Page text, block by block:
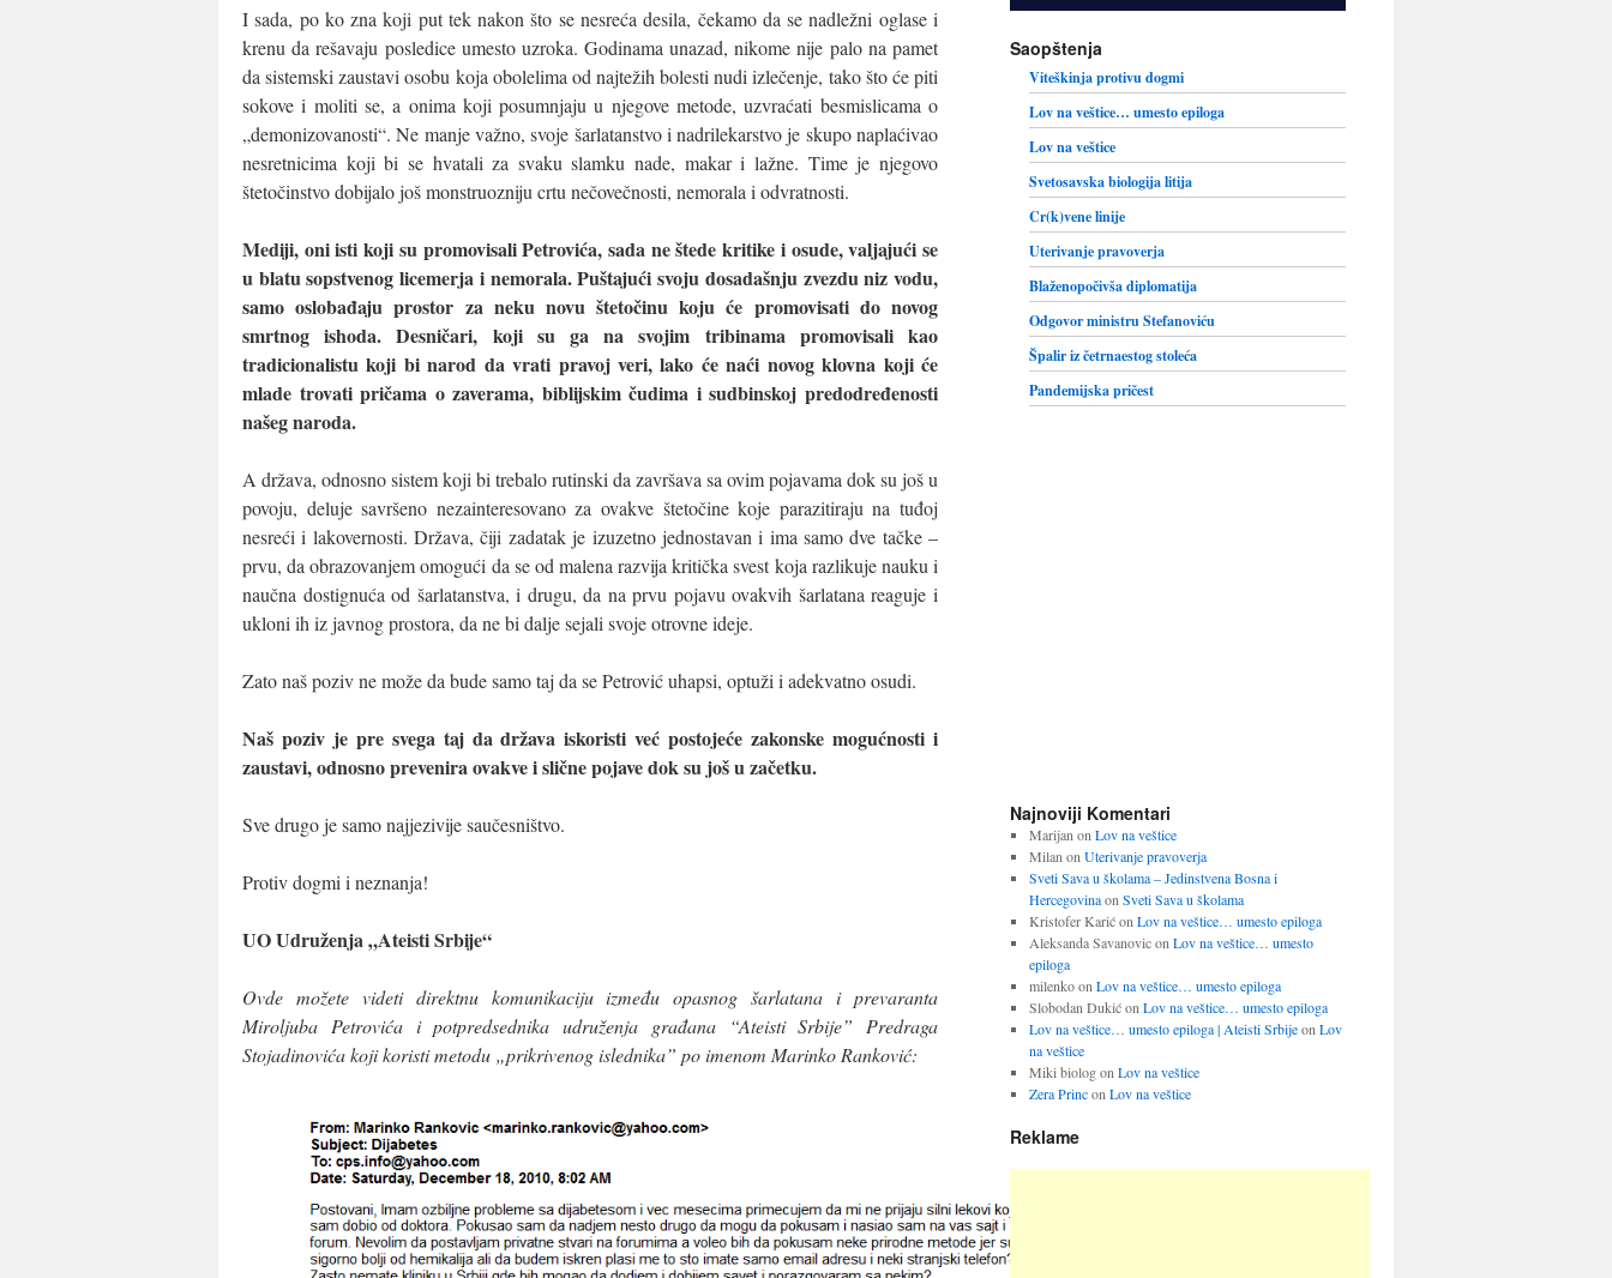
I sada, po ko zna koji put tek nakon što se nesreća desila, čekamo da se nadležni oglase i
krenu da rešavaju posledice umesto uzroka. Godinama unazad, nikome nije palo na pamet
da sistemski zaustavi osobu koja obolelima od najtežih bolesti nudi izlečenje, tako što će piti
sokove i moliti se, a onima koji posumnjaju u njegove metode, uzvraćati besmislicama o
„demonizovanosti“. Ne manje važno, svoje šarlatanstvo i nadrilekarstvo je skupo naplaćivao
nesretnicima koji bi se hvatali za svaku slamku nade, makar i lažne. Time je njegovo
štetočinstvo dobijalo još monstruozniju crtu nečovečnosti, nemorala i odvratnosti.
Mediji, oni isti koji su promovisali Petrovića, sada ne štede kritike i osude, valjajući se
u blatu sopstvenog licemerja i nemorala. Puštajući svoju dosadašnju zvezdu niz vodu,
samo oslobađaju prostor za neku novu štetočinu koju će promovisati do novog
smrtnog ishoda. Desničari, koji su ga na svojim tribinama promovisali kao
tradicionalistu koji bi narod da vrati pravoj veri, lako će naći novog klovna koji će
mlade trovati pričama o zaverama, biblijskim čudima i sudbinskoj predodređenosti
našeg naroda.
A država, odnosno sistem koji bi trebalo rutinski da završava sa ovim pojavama dok su još u
povoju, deluje savršeno nezainteresovano za ovakve štetočine koje parazitiraju na tuđoj
nesreći i lakovernosti. Država, čiji zadatak je izuzetno jednostavan i ima samo dve tačke –
prvu, da obrazovanjem omogući da se od malena razvija kritička svest koja razlikuje nauku i
naučna dostignuća od šarlatanstva, i drugu, da na prvu pojavu ovakvih šarlatana reaguje i
ukloni ih iz javnog prostora, da ne bi dalje sejali svoje otrovne ideje.
Zato naš poziv ne može da bude samo taj da se Petrović uhapsi, optuži i adekvatno osudi.
Naš poziv je pre svega taj da država iskoristi već postojeće zakonske mogućnosti i
zaustavi, odnosno prevenira ovakve i slične pojave dok su još u začetku.
Sve drugo je samo najjezivije saučesništvo.
Protiv dogmi i neznanja!
UO Udruženja „Ateisti Srbije“
Ovde možete videti direktnu komunikaciju između opasnog šarlatana i prevaranta
Miroljuba Petrovića i potpredsednika udruženja građana “Ateisti Srbije” Predraga
Stojadinovića koji koristi metodu „prikrivenog islednika” po imenom Marinko Ranković:
Saopštenja
Viteškinja protivu dogmi
Lov na veštice… umesto epiloga
Lov na veštice
Svetosavska biologija litija
Cr(k)vene linije
Uterivanje pravoverja
Blaženopočivša diplomatija
Odgovor ministru Stefanoviću
Špalir iz četrnaestog stoleća
Pandemijska pričest
Najnoviji Komentari
Marijan on Lov na veštice
Milan on Uterivanje pravoverja
Sveti Sava u školama – Jedinstvena Bosna i
Hercegovinaon Sveti Sava u školama
Kristofer Karićon Lov na veštice… umesto epiloga
Aleksanda Savanovicon Lov na veštice… umesto
epiloga
milenkoon Lov na veštice… umesto epiloga
Slobodan Dukićon Lov na veštice… umesto epiloga
Lov na veštice… umesto epiloga | Ateisti Srbijeon Lov
na veštice
Miki biologon Lov na veštice
Zera Princon Lov na veštice
Reklame